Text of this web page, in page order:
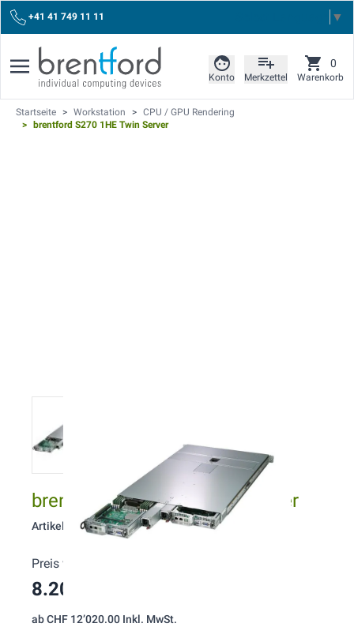
+41 41 749 11 11 ▼
Konto Merkzettel Warenkorb
0
Startseite > Workstation > CPU / GPU Rendering
>
brentford S270 1HE Twin Server
brentford S270 1HE Twin Server
Artikelnummer: 270
Preis wie konfiguriert:
8.200,00 CHF
abCHF 12’020.00 Inkl. MwSt.